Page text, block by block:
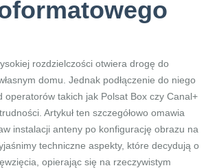
rozdzielczości otwiera drogę do
domu. Jednak podłączenie do niego
operatorów takich jak Polsat Box czy Canal+
Artykuł ten szczegółowo omawia
instalacji anteny po konfigurację obrazu na
techniczne aspekty, które decydują o
opierając się na rzeczywistym